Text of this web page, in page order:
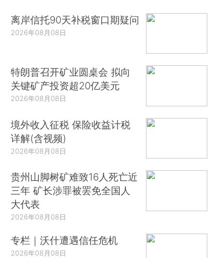
离岸信托90天补税窗口期疑问
2026年08月08日
特朗普召开矿业圆桌会 拟向
关键矿产投资超20亿美元
2026年08月08日
境外收入征税 保险收益计税
详解(含视频)
2026年08月08日
贵州山脚树矿难致16人死亡近
三年 矿长涉罪被罢免全国人
大代表
2026年08月08日
专栏｜沃什遭遇信任危机
2026年08月08日